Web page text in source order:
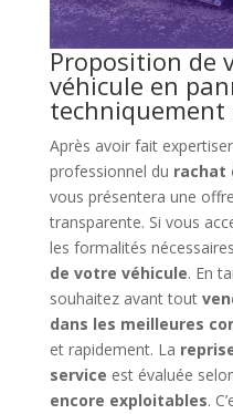
Proposition de
véhicule en
Après avoir fait
professionnel du rachat
vous présentera une
transparente. Si vous
les formalités
de votre véhicule. En
souhaitez avant tout
dans les meilleures
et rapidement. La
service est évaluée
encore exploitables.